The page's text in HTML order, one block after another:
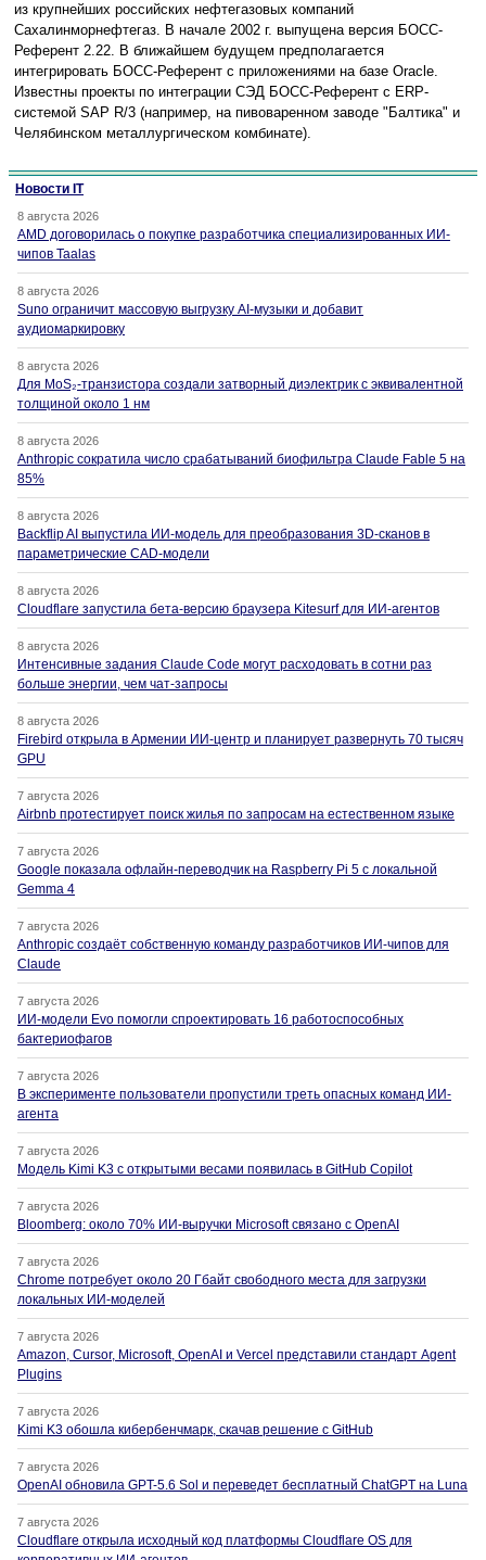
из крупнейших российских нефтегазовых компаний
Сахалинморнефтегаз. В начале 2002 г. выпущена версия БОСС-
Референт 2.22. В ближайшем будущем предполагается
интегрировать БОСС-Референт с приложениями на базе Oracle.
Известны проекты по интеграции СЭД БОСС-Референт с ERP-
системой SAP R/3 (например, на пивоваренном заводе "Балтика" и
Челябинском металлургическом комбинате).
Новости IT
8 августа 2026
AMD договорилась о покупке разработчика специализированных ИИ-
чипов Taalas
8 августа 2026
Suno ограничит массовую выгрузку AI-музыки и добавит
аудиомаркировку
8 августа 2026
Для MoS₂-транзистора создали затворный диэлектрик с эквивалентной
толщиной около 1 нм
8 августа 2026
Anthropic сократила число срабатываний биофильтра Claude Fable 5 на
85%
8 августа 2026
Backflip AI выпустила ИИ-модель для преобразования 3D-сканов в
параметрические CAD-модели
8 августа 2026
Cloudflare запустила бета-версию браузера Kitesurf для ИИ-агентов
8 августа 2026
Интенсивные задания Claude Code могут расходовать в сотни раз
больше энергии, чем чат-запросы
8 августа 2026
Firebird открыла в Армении ИИ-центр и планирует развернуть 70 тысяч
GPU
7 августа 2026
Airbnb протестирует поиск жилья по запросам на естественном языке
7 августа 2026
Google показала офлайн-переводчик на Raspberry Pi 5 с локальной
Gemma 4
7 августа 2026
Anthropic создаёт собственную команду разработчиков ИИ-чипов для
Claude
7 августа 2026
ИИ-модели Evo помогли спроектировать 16 работоспособных
бактериофагов
7 августа 2026
В эксперименте пользователи пропустили треть опасных команд ИИ-
агента
7 августа 2026
Модель Kimi K3 с открытыми весами появилась в GitHub Copilot
7 августа 2026
Bloomberg: около 70% ИИ-выручки Microsoft связано с OpenAI
7 августа 2026
Chrome потребует около 20 Гбайт свободного места для загрузки
локальных ИИ-моделей
7 августа 2026
Amazon, Cursor, Microsoft, OpenAI и Vercel представили стандарт Agent
Plugins
7 августа 2026
Kimi K3 обошла кибербенчмарк, скачав решение с GitHub
7 августа 2026
OpenAI обновила GPT-5.6 Sol и переведет бесплатный ChatGPT на Luna
7 августа 2026
Cloudflare открыла исходный код платформы Cloudflare OS для